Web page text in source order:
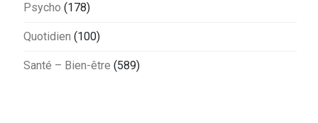
Psycho (178)
Quotidien (100)
Santé – Bien-être (589)